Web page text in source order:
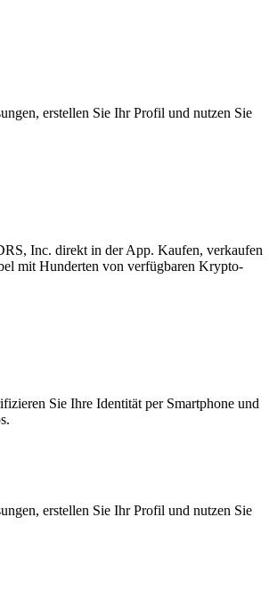
erstellen Sie Ihr Profil und nutzen Sie
Inc. direkt in der App. Kaufen, verkaufen
mit Hunderten von verfügbaren Krypto-
Sie Ihre Identität per Smartphone und
erstellen Sie Ihr Profil und nutzen Sie